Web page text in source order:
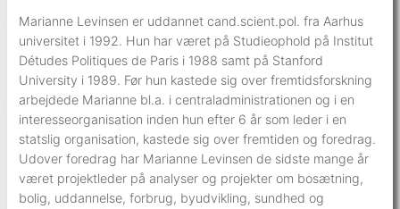
Marianne Levinsen er uddannet cand.scient.pol. fra Aarhus
universitet i 1992. Hun har været på Studieophold på Institut
Détudes Politiques de Paris i 1988 samt på Stanford
University i 1989. Før hun kastede sig over fremtidsforskning
arbejdede Marianne bl.a. i centraladministrationen og i en
interesseorganisation inden hun efter 6 år som leder i en
statslig organisation, kastede sig over fremtiden og foredrag.
Udover foredrag har Marianne Levinsen de sidste mange år
været projektleder på analyser og projekter om bosætning,
bolig, uddannelse, forbrug, byudvikling, sundhed og